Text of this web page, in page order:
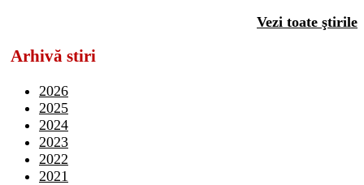
Vezi toate ştirile
Arhivă stiri
2026
2025
2024
2023
2022
2021